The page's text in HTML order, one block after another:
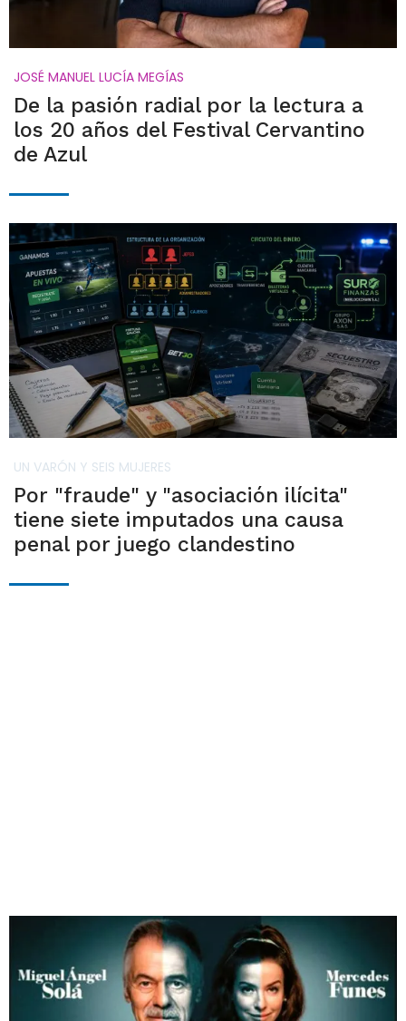
JOSÉ MANUEL LUCÍA MEGÍAS
De la pasión radial por la lectura a
los 20 años del Festival Cervantino
de Azul
UN VARÓN Y SEIS MUJERES
Por "fraude" y "asociación ilícita"
tiene siete imputados una causa
penal por juego clandestino